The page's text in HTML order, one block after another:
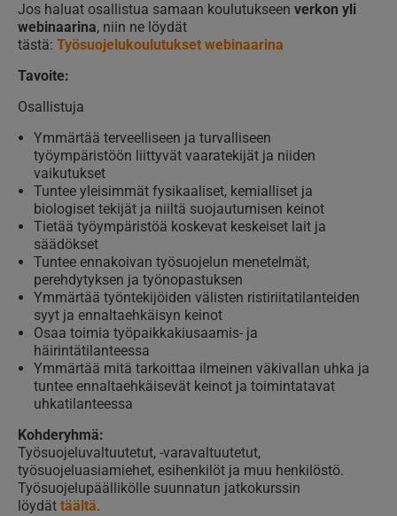
Jos haluat osallistua samaan koulutukseen verkon yli
webinaarina, niin ne löydät
tästä: Työsuojelukoulutukset webinaarina
Tavoite:
Osallistuja
Ymmärtää terveelliseen ja turvalliseen
työympäristöön liittyvät vaaratekijät ja niiden
vaikutukset
Tuntee yleisimmät fysikaaliset, kemialliset ja
biologiset tekijät ja niiltä suojautumisen keinot
Tietää työympäristöä koskevat keskeiset lait ja
säädökset
Tuntee ennakoivan työsuojelun menetelmät,
perehdytyksen ja työnopastuksen
Ymmärtää työntekijöiden välisten ristiriitatilanteiden
syyt ja ennaltaehkäisyn keinot
Osaa toimia työpaikkakiusaamis- ja
häirintätilanteessa
Ymmärtää mitä tarkoittaa ilmeinen väkivallan uhka ja
tuntee ennaltaehkäisevät keinot ja toimintatavat
uhkatilanteessa
Kohderyhmä:
Työsuojeluvaltuutetut, -varavaltuutetut,
työsuojeluasiamiehet, esihenkilöt ja muu henkilöstö.
Työsuojelupäällikölle suunnatun jatkokurssin
löydät täältä.